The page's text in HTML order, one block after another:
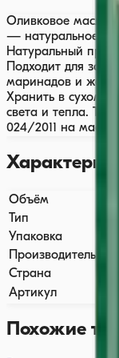
Оливковое масло
— натуральное
Натуральный
Подходит для
маринадов и
Хранить в сухом
света и тепла.
024/2011 на
Объём
Тип
Упаковка
Производитель
Страна
Артикул
Похожие